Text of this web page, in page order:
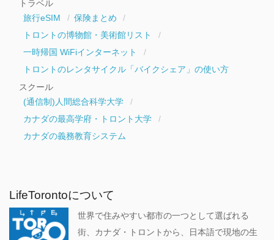
トラベル
旅行eSIM
保険まとめ
トロントの博物館・美術館リスト
一時帰国 WiFiインターネット
トロントのレンタサイクル「バイクシェア」の使い方
スクール
(通信制)人間総合科学大学
カナダの最高学府・トロント大学
カナダの義務教育システム
LifeTorontoについて
世界で住みやすい都市の一つとして選ばれる
街、カナダ・トロントから、日本語で現地の生